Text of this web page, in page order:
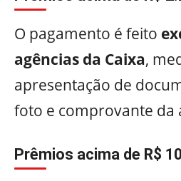
O pagamento é feito
agências da Caixa,
apresentação de
foto e comprovante da
Prêmios acima de R$